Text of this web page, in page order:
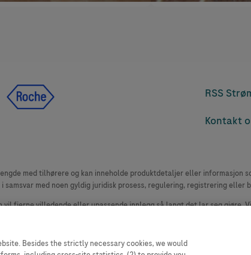
RSS
Kontakt
med tilhørere og kan inneholde produktdetaljer eller
med noen gyldig juridisk prosess, regulering, registrering eller
fjerne villedende eller upassende innlegg så langt det lar seg gjøre.
Nettstedet selger plass til annonsører, og slikt innhold er merket.
Besides the strictly necessary cookies, we would